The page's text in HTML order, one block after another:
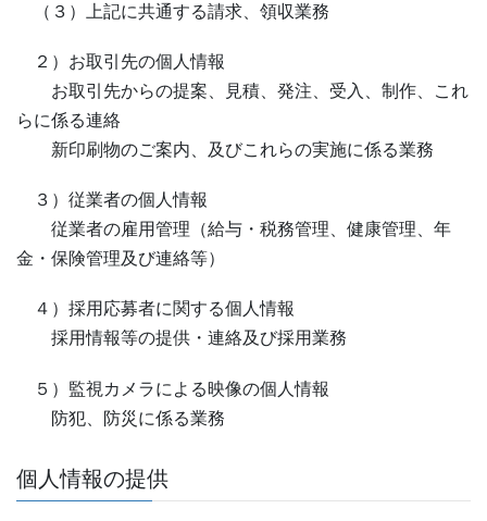
（３）上記に共通する請求、領収業務
２）お取引先の個人情報
お取引先からの提案、見積、発注、受入、制作、これ
らに係る連絡
新印刷物のご案内、及びこれらの実施に係る業務
３）従業者の個人情報
従業者の雇用管理（給与・税務管理、健康管理、年
金・保険管理及び連絡等）
４）採用応募者に関する個人情報
採用情報等の提供・連絡及び採用業務
５）監視カメラによる映像の個人情報
防犯、防災に係る業務
個人情報の提供